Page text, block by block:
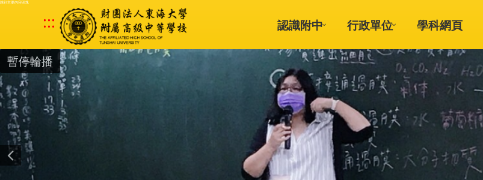
跳到主要內容區塊
::: 認識附中 行政單位 學科網頁
暫停輪播